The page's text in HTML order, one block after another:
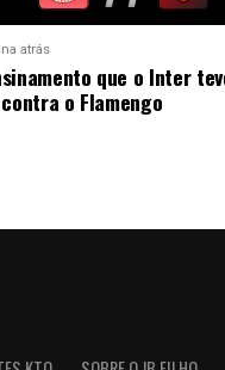
atrás
que o Inter
o Flamengo